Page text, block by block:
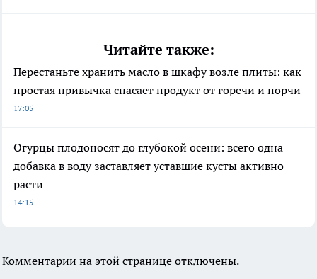
Читайте также:
Перестаньте хранить масло в шкафу возле плиты: как
простая привычка спасает продукт от горечи и порчи
17:05
Огурцы плодоносят до глубокой осени: всего одна
добавка в воду заставляет уставшие кусты активно
расти
14:15
Комментарии на этой странице отключены.